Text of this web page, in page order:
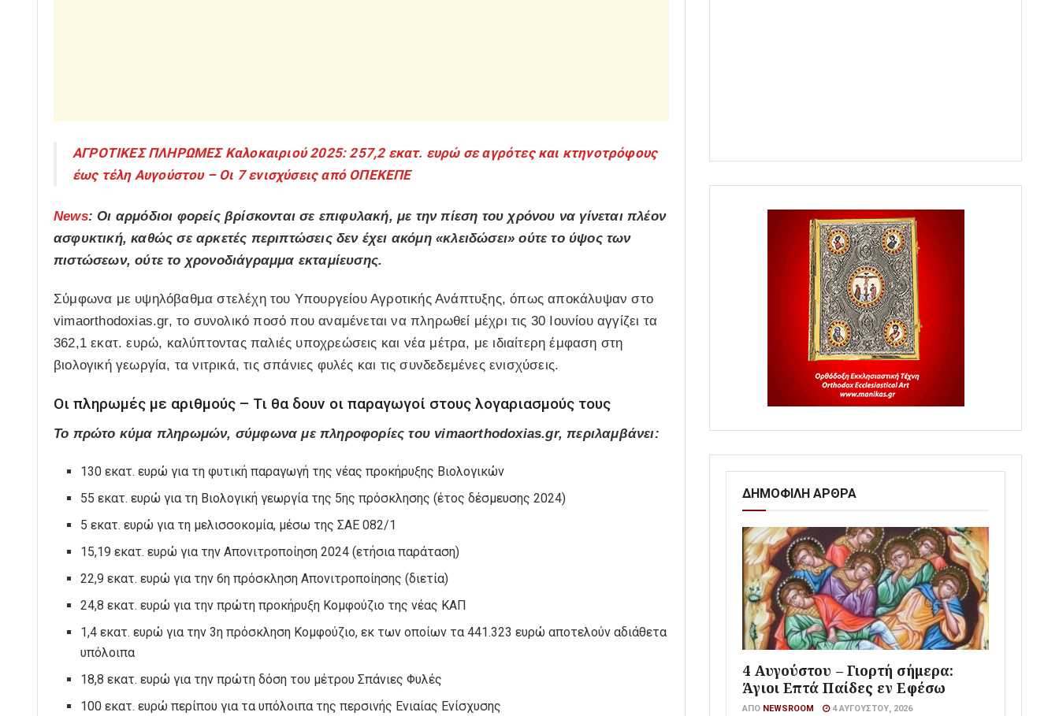
ΑΓΡΟΤΙΚΕΣ ΠΛΗΡΩΜΕΣ Καλοκαιριού 2025: 257,2 εκατ. ευρώ σε αγρότες και κτηνοτρόφους
έως τέλη Αυγούστου – Οι 7 ενισχύσεις από ΟΠΕΚΕΠΕ
News: Οι αρμόδιοι φορείς βρίσκονται σε επιφυλακή, με την πίεση του χρόνου να γίνεται πλέον
ασφυκτική, καθώς σε αρκετές περιπτώσεις δεν έχει ακόμη «κλειδώσει» ούτε το ύψος των
πιστώσεων, ούτε το χρονοδιάγραμμα εκταμίευσης.
Σύμφωνα με υψηλόβαθμα στελέχη του Υπουργείου Αγροτικής Ανάπτυξης, όπως αποκάλυψαν στο
vimaorthodoxias.gr, το συνολικό ποσό που αναμένεται να πληρωθεί μέχρι τις 30 Ιουνίου αγγίζει τα
362,1 εκατ. ευρώ, καλύπτοντας παλιές υποχρεώσεις και νέα μέτρα, με ιδιαίτερη έμφαση στη
βιολογική γεωργία, τα νιτρικά, τις σπάνιες φυλές και τις συνδεδεμένες ενισχύσεις.
Οι πληρωμές με αριθμούς – Τι θα δουν οι παραγωγοί στους λογαριασμούς τους
Το πρώτο κύμα πληρωμών, σύμφωνα με πληροφορίες του vimaorthodoxias.gr, περιλαμβάνει:
130 εκατ. ευρώ για τη φυτική παραγωγή της νέας προκήρυξης Βιολογικών
55 εκατ. ευρώ για τη Βιολογική γεωργία της 5ης πρόσκλησης (έτος δέσμευσης 2024)
5 εκατ. ευρώ για τη μελισσοκομία, μέσω της ΣΑΕ 082/1
15,19 εκατ. ευρώ για την Απονιτροποίηση 2024 (ετήσια παράταση)
22,9 εκατ. ευρώ για την 6η πρόσκληση Απονιτροποίησης (διετία)
24,8 εκατ. ευρώ για την πρώτη προκήρυξη Κομφούζιο της νέας ΚΑΠ
1,4 εκατ. ευρώ για την 3η πρόσκληση Κομφούζιο, εκ των οποίων τα 441.323 ευρώ αποτελούν αδιάθετα
υπόλοιπα
18,8 εκατ. ευρώ για την πρώτη δόση του μέτρου Σπάνιες Φυλές
100 εκατ. ευρώ περίπου για τα υπόλοιπα της περσινής Ενιαίας Ενίσχυσης
ΔΗΜΟΦΙΛΗ ΑΡΘΡΑ
4 Αυγούστου – Γιορτή σήμερα:
Άγιοι Επτά Παίδες εν Εφέσω
ΑΠΌ NEWSROOM 4 ΑΥΓΟΎΣΤΟΥ, 2026